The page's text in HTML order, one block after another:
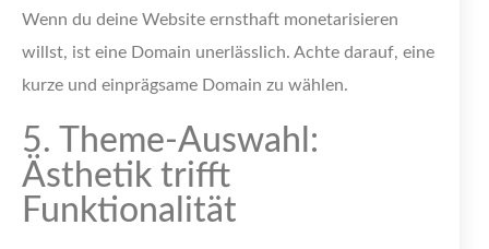
Wenn du deine Website ernsthaft monetarisieren
willst, ist eine Domain unerlässlich. Achte darauf, eine
kurze und einprägsame Domain zu wählen.
5. Theme-Auswahl:
Ästhetik trifft
Funktionalität